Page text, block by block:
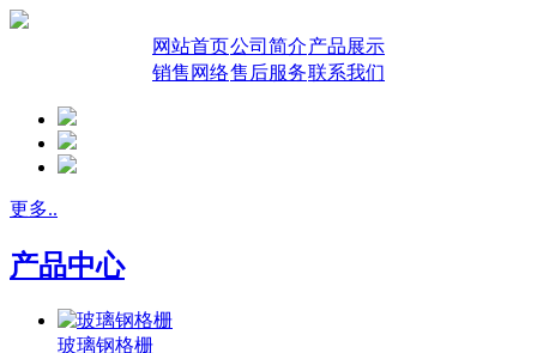
网站首页公司简介产品展示
销售网络售后服务联系我们
更多..
产品中心
玻璃钢格栅